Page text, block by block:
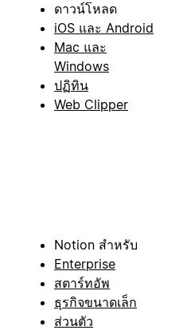
ดาวน์โหลด
iOS และ Android
Mac และ
Windows
ปฏิทิน
Web Clipper
Notion สำหรับ
Enterprise
สตาร์ทอัพ
ธุรกิจขนาดเล็ก
ส่วนตัว